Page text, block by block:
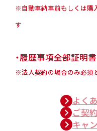
※自動車納車前もしくは購
す
・履歴事項全部証明書
※法人契約の場合のみ必須
よく
ご契
キャ